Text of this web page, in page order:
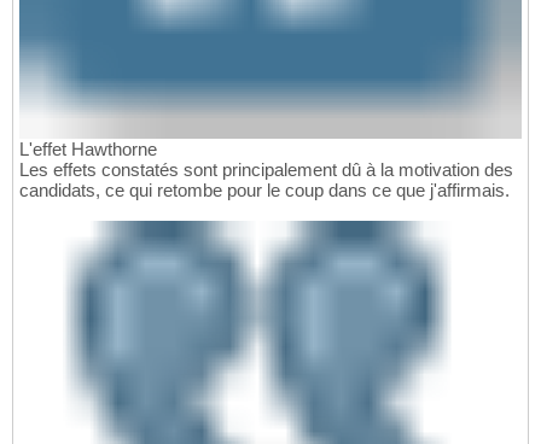
L'effet Hawthorne
Les effets constatés sont principalement dû à la motivation des
candidats, ce qui retombe pour le coup dans ce que j'affirmais.